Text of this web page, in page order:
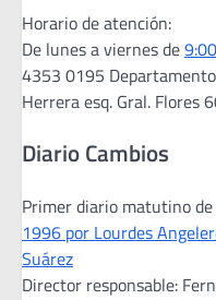
Horario de atención:
De lunes a viernes de
4353 0195
Herrera esq. Gral. Flores
Diario Cambios
Primer diario matutino
1996 por Lourdes
Suárez
Director responsable: